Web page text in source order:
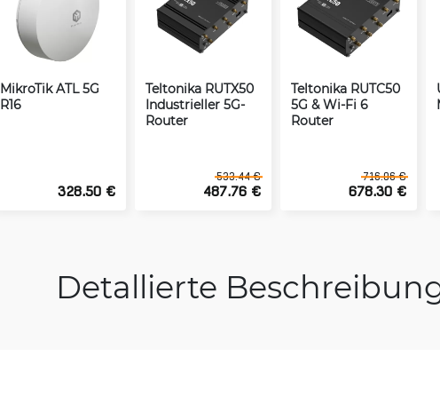
MikroTik ATL 5G
R16
328.50 €
Teltonika RUTX50
Industrieller 5G-
Router
533.44 €
487.76 €
Teltonika RUTC50
5G & Wi-Fi 6
Router
716.06 €
678.30 €
Detallierte